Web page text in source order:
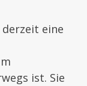
eine
ist. Sie